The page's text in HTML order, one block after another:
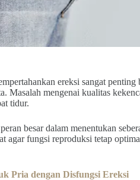
ereksi sangat
Masalah mengenai kualitas
tidur.
besar dalam menentukan
agar fungsi reproduksi tetap
Pria dengan Disfungsi Ereksi